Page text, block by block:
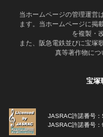
当ホームページの管理運営
ます。当ホームページに掲
を複製・
また、阪急電鉄並びに宝塚
真等著作物につ
宝塚
JASRAC許諾番号
JASRAC許諾番号